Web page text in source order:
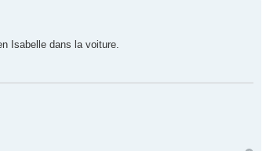
Isabelle dans la voiture.